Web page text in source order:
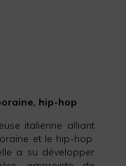
hip-hop
italienne alliant
et le hip-hop.
a su développer